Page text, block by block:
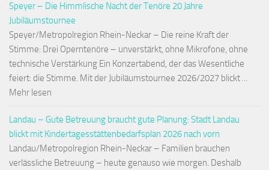
Speyer – Die Himmlische Nacht der Tenöre 20 Jahre
Jubiläumstournee
Speyer/Metropolregion Rhein-Neckar – Die reine Kraft der
Stimme: Drei Operntenöre – unverstärkt, ohne Mikrofone, ohne
technische Verstärkung Ein Konzertabend, der das Wesentliche
feiert: die Stimme. Mit der Jubiläumstournee 2026/2027 blickt ...
Mehr lesen
Landau – Gute Betreuung braucht gute Planung: Stadt Landau
blickt mit Kindertagesstättenbedarfsplan 2026 nach vorn
Landau/Metropolregion Rhein-Neckar – Familien brauchen
verlässliche Betreuung – heute genauso wie morgen. Deshalb